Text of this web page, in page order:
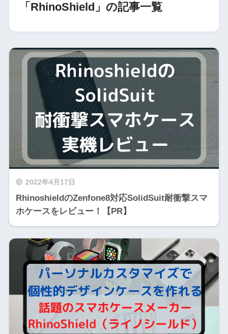
「RhinoShield」の記事一覧
2022年4月17日
RhinoshieldのZenfone8対応SolidSuit耐衝撃スマ
ホケースをレビュー！【PR】